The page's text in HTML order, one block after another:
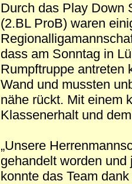
Durch das Play Down
(2.BL ProB) waren
dass am Sonntag in
Rumpftruppe antreten
Wand und mussten
nähe rückt. Mit einem
Klassenerhalt und
„Unsere
gehandelt worden
konnte das Team